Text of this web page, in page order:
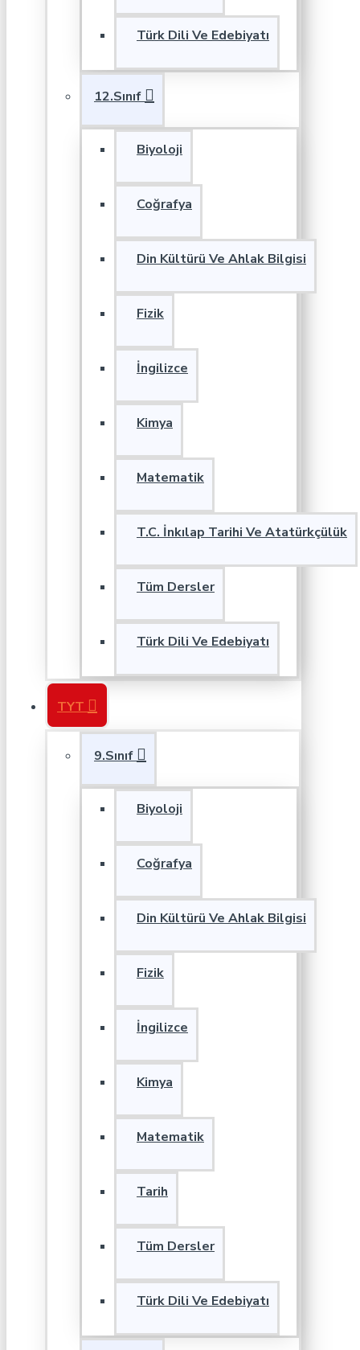
Türk Dili Ve Edebiyatı
12.Sınıf
Biyoloji
Coğrafya
Din Kültürü Ve Ahlak Bilgisi
Fizik
İngilizce
Kimya
Matematik
T.C. İnkılap Tarihi Ve Atatürkçülük
Tüm Dersler
Türk Dili Ve Edebiyatı
TYT
9.Sınıf
Biyoloji
Coğrafya
Din Kültürü Ve Ahlak Bilgisi
Fizik
İngilizce
Kimya
Matematik
Tarih
Tüm Dersler
Türk Dili Ve Edebiyatı